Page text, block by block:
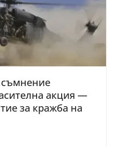
акция —
за кражба на